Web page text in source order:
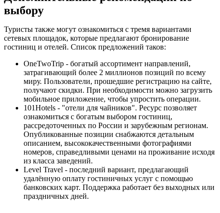
выбору
Туристы также могут ознакомиться с тремя вариантами
сетевых площадок, которые предлагают бронирование
гостиниц и отелей. Список предложений таков:
OneTwoTrip - богатый ассортимент направлений,
затрагивающий более 2 миллионов позиций по всему
миру. Пользователи, прошедшие регистрацию на сайте,
получают скидки. При необходимости можно загрузить
мобильное приложение, чтобы упростить операции.
101Hotels - "отели для чайников". Ресурс позволяет
ознакомиться с богатым выбором гостиниц,
рассредоточенных по России и зарубежным регионам.
Опубликованные позиции снабжаются детальным
описанием, высококачественными фотографиями
номеров, справедливыми ценами на проживание исходя
из класса заведений.
Level Travel - последний вариант, предлагающий
удалённую оплату гостиничных услуг с помощью
банковских карт. Поддержка работает без выходных или
праздничных дней.